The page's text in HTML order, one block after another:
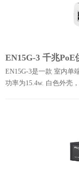
EN15G-3 千兆PoE
EN15G-3是一款 室内单
功率为15.4w. 白色外壳